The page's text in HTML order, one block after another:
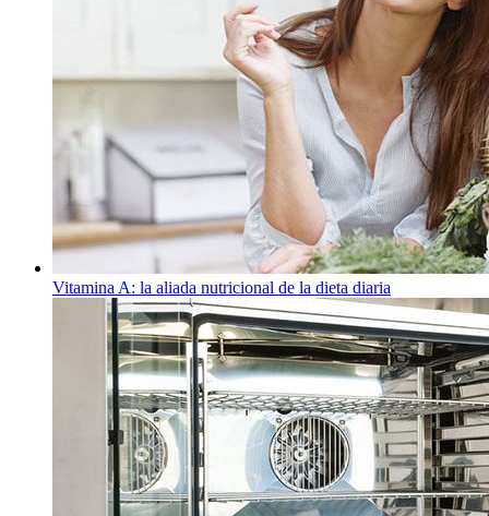
Vitamina A: la aliada nutricional de la dieta diaria